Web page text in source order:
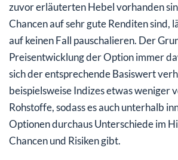
zuvor erläuterten Hebel vorhanden
Chancen auf sehr gute Renditen sind,
auf keinen Fall pauschalieren. Der
Preisentwicklung der Option immer
sich der entsprechende Basiswert
beispielsweise Indizes etwas weniger
Rohstoffe, sodass es auch unterhalb
Optionen durchaus Unterschiede im
Chancen und Risiken gibt.